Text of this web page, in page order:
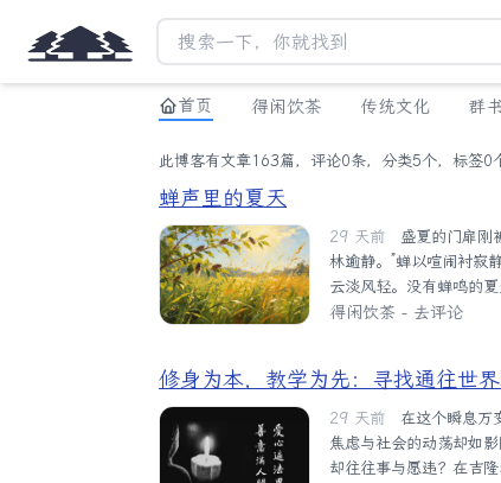
首页 得闲饮茶 传统文化 群
此博客有文章163篇，评论0条，分类5个，标签0
蝉声里的夏天
29 天前
林逾静。”蝉以喧闹衬寂
云淡风轻。没有蝉鸣的
诗意的魂魄。在我看来
出。刚刚出穴的金蝉，
有了高度才会有风度，有
得闲饮茶 - 去评论
修身为本，教学为先：寻找通往世
29 天前
焦虑与社会的动荡却如
却往往事与愿违？在吉